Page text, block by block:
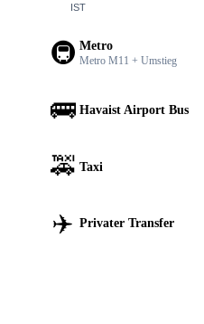
IST
🚇 Metro
Metro M11 + Umstieg
🚌 Havaist Airport Bus
🚕 Taxi
✈️ Privater Transfer